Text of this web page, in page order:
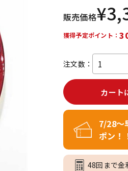
販売価格¥
獲得予定ポイント：
注文数：
カート
7/28～
ポン！
48回まで金